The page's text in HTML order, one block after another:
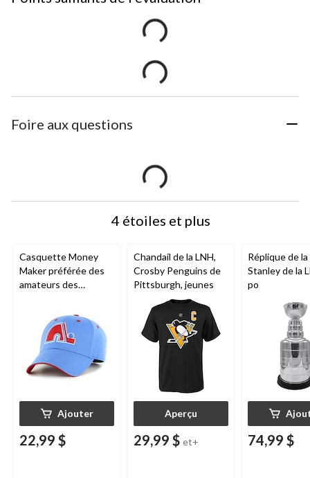
Foire aux questions
4 étoiles et plus
Casquette Money
Maker préférée des
amateurs des
Québec de la LNH,
adulte
Ajouter
22,99 $
Chandail de la LNH,
Crosby Penguins de
Pittsburgh, jeunes
Aperçu
29,99 $ et+
Réplique de
Stanley de la
po
74,99 $